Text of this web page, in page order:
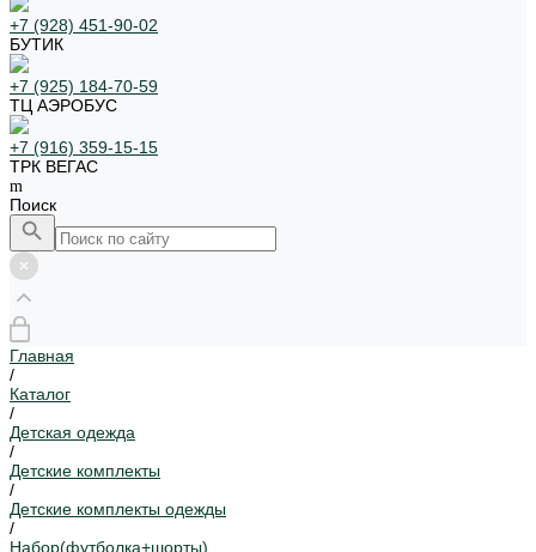
+7 (928) 451-90-02
БУТИК
+7 (925) 184-70-59
ТЦ АЭРОБУС
+7 (916) 359-15-15
ТРК ВЕГАС
Поиск
Главная
/
Каталог
/
Детская одежда
/
Детские комплекты
/
Детские комплекты одежды
/
Набор(футболка+шорты)